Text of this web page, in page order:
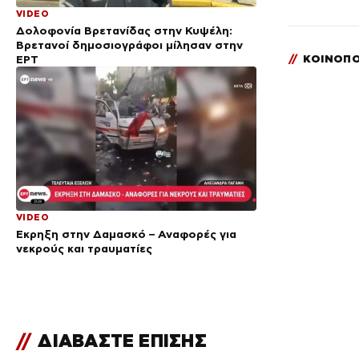
VIDEO
Δολοφονία Βρετανίδας στην Κυψέλη:
Bρετανοί δημοσιογράφοι μίλησαν στην
ΕΡΤ
VIDEO
Έκρηξη στην Δαμασκό – Αναφορές για
νεκρούς και τραυματίες
//
// ΔΙΑΒΑΣΤΕ ΕΠΙΣΗΣ